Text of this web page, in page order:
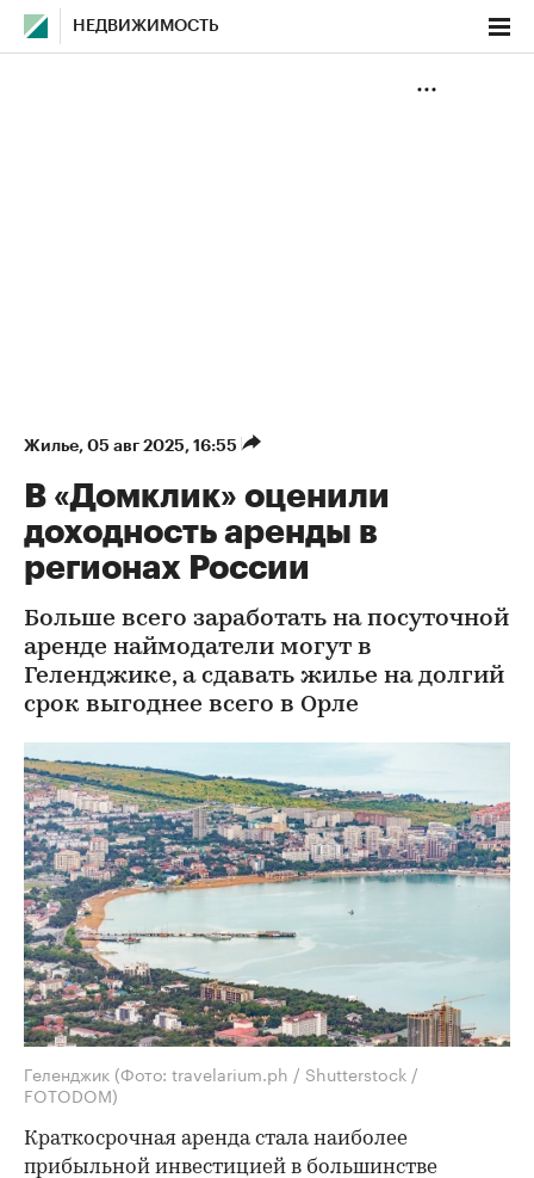
НЕДВИЖИМОСТЬ
Жилье⁠, 05 авг 2025, 16:55
В «Домклик» оценили
доходность аренды в
регионах России
Больше всего заработать на посуточной
аренде наймодатели могут в
Геленджике, а сдавать жилье на долгий
срок выгоднее всего в Орле
Геленджик (Фото: travelarium.ph / Shutterstock /
FOTODOM)
Краткосрочная аренда стала наиболее
прибыльной инвестицией в большинстве